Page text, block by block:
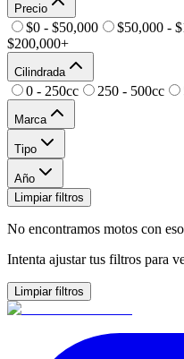
Precio
$0 - $50,000 $50,000 -
$200,000+
Cilindrada
0 - 250cc 250 - 500cc
Marca
Tipo
Año
Limpiar filtros
No encontramos motos con
Intenta ajustar tus filtros para
Limpiar filtros